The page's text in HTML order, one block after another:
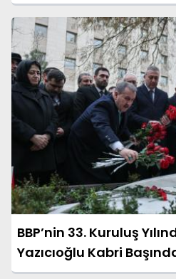
BBP’nin 33. Kuruluş
Yazıcıoğlu Kabri